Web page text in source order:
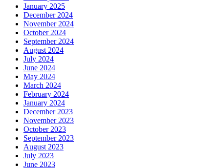
January 2025
December 2024
November 2024
October 2024
September 2024
August 2024
July 2024
June 2024
May 2024
March 2024
February 2024
January 2024
December 2023
November 2023
October 2023
September 2023
August 2023
July 2023
June 2023